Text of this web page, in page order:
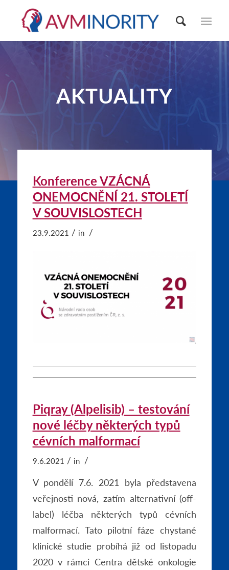
AKTUALITY
Konference VZÁCNÁ
ONEMOCNĚNÍ 21. STOLETÍ
V SOUVISLOSTECH
23.9.2021 / in /
Piqray (Alpelisib) – testování
nové léčby některých typů
cévních malformací
9.6.2021 / in /
V pondělí 7.6. 2021 byla představena
veřejnosti nová, zatím alternativní (off-
label) léčba některých typů cévních
malformací. Tato pilotní fáze chystané
klinické studie probíhá již od listopadu
2020 v rámci Centra dětské onkologie